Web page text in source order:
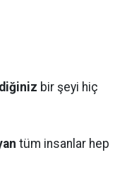
bir şeyi hiç
tüm insanlar hep